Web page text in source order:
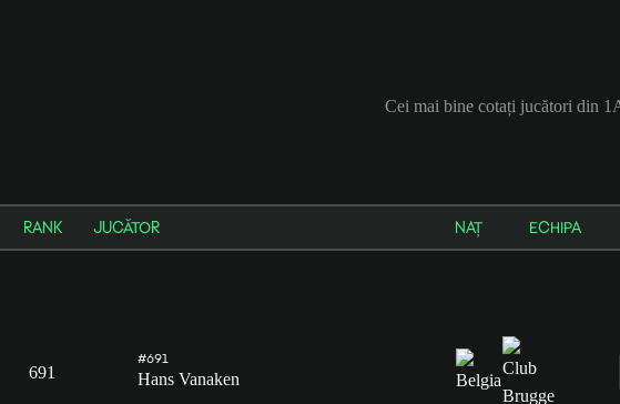
Cei mai bine cotați jucători din
RANK JUCĂTOR NAȚ ECHIPA
691
#691
Hans Vanaken